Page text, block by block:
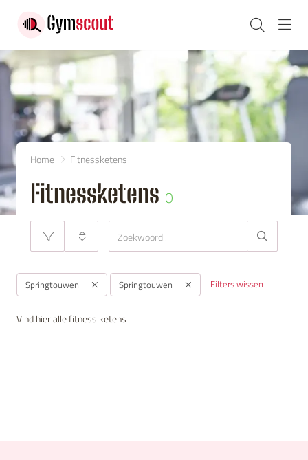
Home Fitnessketens
Fitnessketens 0
Springtouwen Springtouwen Filters wissen
Vind hier alle fitness ketens